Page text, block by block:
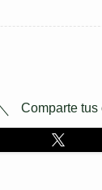
Comparte